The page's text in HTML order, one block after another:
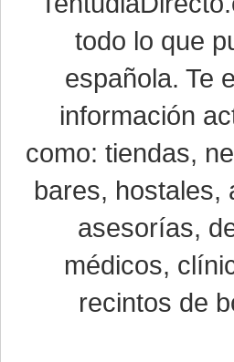
todo lo que
española. Te
información
como: tiendas,
bares, hostales,
asesorías,
médicos,
recintos de